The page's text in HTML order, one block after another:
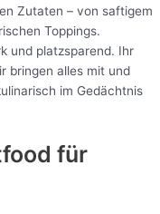
Zutaten – von saftigem
Toppings.
und platzsparend. Ihr
bringen alles mit und
im Gedächtnis
für